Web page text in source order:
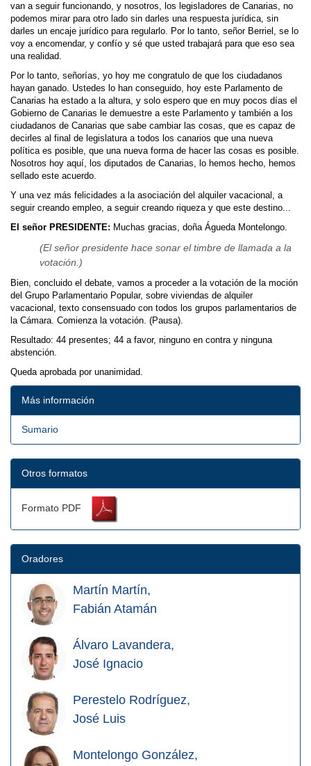
van a seguir funcionando, y nosotros, los legisladores de Canarias, no
podemos mirar para otro lado sin darles una respuesta jurídica, sin
darles un encaje jurídico para regularlo. Por lo tanto, señor Berriel, se lo
voy a encomendar, y confío y sé que usted trabajará para que eso sea
una realidad.
Por lo tanto, señorías, yo hoy me congratulo de que los ciudadanos
hayan ganado. Ustedes lo han conseguido, hoy este Parlamento de
Canarias ha estado a la altura, y solo espero que en muy pocos días el
Gobierno de Canarias le demuestre a este Parlamento y también a los
ciudadanos de Canarias que sabe cambiar las cosas, que es capaz de
decirles al final de legislatura a todos los canarios que una nueva
política es posible, que una nueva forma de hacer las cosas es posible.
Nosotros hoy aquí, los diputados de Canarias, lo hemos hecho, hemos
sellado este acuerdo.
Y una vez más felicidades a la asociación del alquiler vacacional, a
seguir creando empleo, a seguir creando riqueza y que este destino...
El señor PRESIDENTE: Muchas gracias, doña Águeda Montelongo.
(El señor presidente hace sonar el timbre de llamada a la
votación.)
Bien, concluido el debate, vamos a proceder a la votación de la moción
del Grupo Parlamentario Popular, sobre viviendas de alquiler
vacacional, texto consensuado con todos los grupos parlamentarios de
la Cámara. Comienza la votación. (Pausa).
Resultado: 44 presentes; 44 a favor, ninguno en contra y ninguna
abstención.
Queda aprobada por unanimidad.
Más información
Sumario
Otros formatos
Formato PDF
Oradores
Martín Martín,
Fabián Atamán
Álvaro Lavandera,
José Ignacio
Perestelo Rodríguez,
José Luis
Montelongo González,